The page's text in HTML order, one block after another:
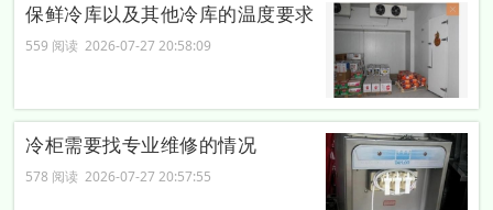
保鲜冷库以及其他冷库的温度要求
559 阅读 2026-07-27 20:58:09
冷柜需要找专业维修的情况
578 阅读 2026-07-27 20:57:55